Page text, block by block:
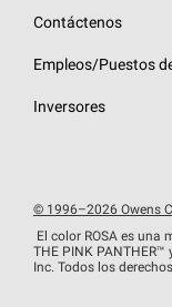
Garantías de
Diseño en el
Eventos para
Contáctenos
Empleos/Puestos
Inversores
© 1996–2026 Owens
El color ROSA es una
THE PINK PANTHER™
Inc. Todos los